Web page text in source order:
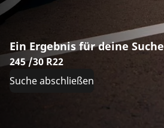
Ein Ergebnis für deine Suche
245 /30 R22
Suche abschließen